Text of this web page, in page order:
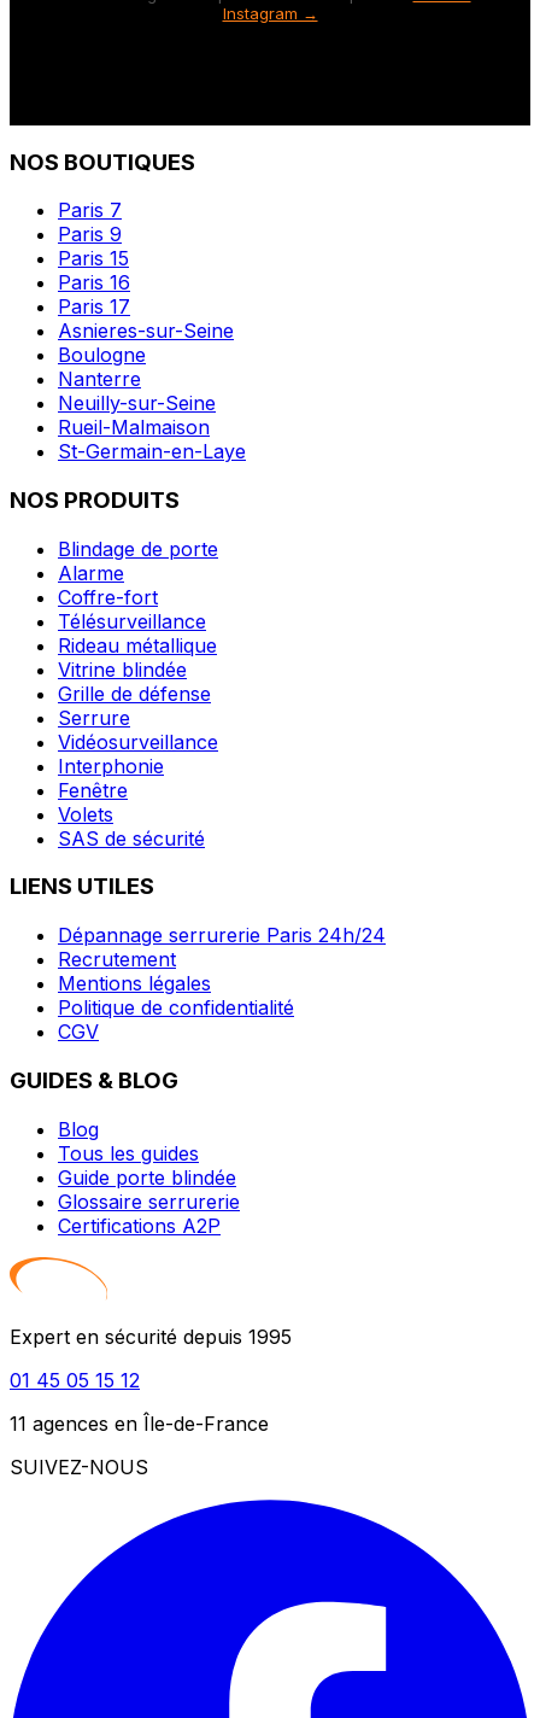
Instagram →
NOS BOUTIQUES
Paris 7
Paris 9
Paris 15
Paris 16
Paris 17
Asnieres-sur-Seine
Boulogne
Nanterre
Neuilly-sur-Seine
Rueil-Malmaison
St-Germain-en-Laye
NOS PRODUITS
Blindage de porte
Alarme
Coffre-fort
Télésurveillance
Rideau métallique
Vitrine blindée
Grille de défense
Serrure
Vidéosurveillance
Interphonie
Fenêtre
Volets
SAS de sécurité
LIENS UTILES
Dépannage serrurerie Paris 24h/24
Recrutement
Mentions légales
Politique de confidentialité
CGV
GUIDES & BLOG
Blog
Tous les guides
Guide porte blindée
Glossaire serrurerie
Certifications A2P
Expert en sécurité depuis 1995
01 45 05 15 12
11 agences en Île-de-France
SUIVEZ-NOUS